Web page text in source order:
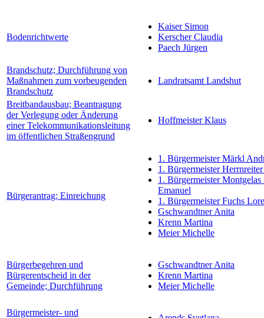
Bodenrichtwerte
Kaiser Simon
Kerscher Claudia
Paech Jürgen
Brandschutz; Durchführung von
Maßnahmen zum vorbeugenden
Brandschutz
Landratsamt Landshut
Breitbandausbau; Beantragung
der Verlegung oder Änderung
einer Telekommunikationsleitung
im öffentlichen Straßengrund
Hoffmeister Klaus
Bürgerantrag; Einreichung
1. Bürgermeister Märkl
1. Bürgermeister Herrnreiter
1. Bürgermeister
Emanuel
1. Bürgermeister Fuchs
Gschwandtner Anita
Krenn Martina
Meier Michelle
Bürgerbegehren und
Bürgerentscheid in der
Gemeinde; Durchführung
Gschwandtner Anita
Krenn Martina
Meier Michelle
Bürgermeister- und